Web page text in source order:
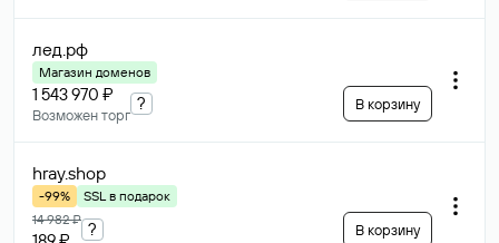
лед.рф
Магазин доменов
1 543 970 ₽
Возможен торг
? В корзину
hray.shop
-99%
SSL в подарок
14 982 ₽ ? В корзину